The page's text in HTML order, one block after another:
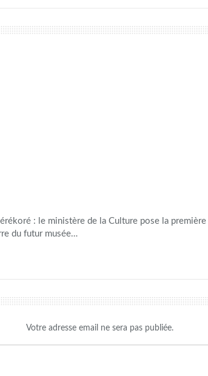
: le ministère de la Culture pose la première
du futur musée…
Votre adresse email ne sera pas publiée.